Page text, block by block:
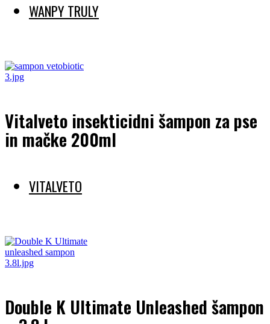
WANPY TRULY
Vitalveto insekticidni šampon za pse
in mačke 200ml
VITALVETO
Double K Ultimate Unleashed šampon